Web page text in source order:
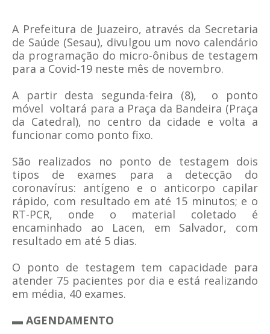
A Prefeitura de Juazeiro, através da Secretaria
de Saúde (Sesau), divulgou um novo calendário
da programação do micro-ônibus de testagem
para a Covid-19 neste mês de novembro.
A partir desta segunda-feira (8), o ponto
móvel voltará para a Praça da Bandeira (Praça
da Catedral), no centro da cidade e volta a
funcionar como ponto fixo.
São realizados no ponto de testagem dois
tipos de exames para a detecção do
coronavírus: antígeno e o anticorpo capilar
rápido, com resultado em até 15 minutos; e o
RT-PCR, onde o material coletado é
encaminhado ao Lacen, em Salvador, com
resultado em até 5 dias.
O ponto de testagem tem capacidade para
atender 75 pacientes por dia e está realizando
em média, 40 exames.
▬ AGENDAMENTO